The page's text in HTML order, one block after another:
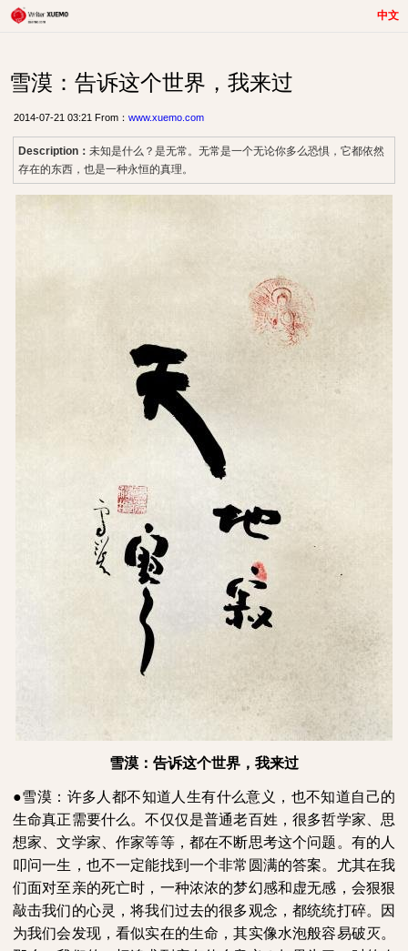
中文
雪漠：告诉这个世界，我来过
2014-07-21 03:21 From： www.xuemo.com
Description： 未知是什么？是无常。无常是一个无论你多么恐惧，它都依然
存在的东西，也是一种永恒的真理。
雪漠：告诉这个世界，我来过
●雪漠：许多人都不知道人生有什么意义，也不知道自己的
生命真正需要什么。不仅仅是普通老百姓，很多哲学家、思
想家、文学家、作家等等，都在不断思考这个问题。有的人
叩问一生，也不一定能找到一个非常圆满的答案。尤其在我
们面对至亲的死亡时，一种浓浓的梦幻感和虚无感，会狠狠
敲击我们的心灵，将我们过去的很多观念，都统统打碎。因
为我们会发现，看似实在的生命，其实像水泡般容易破灭。